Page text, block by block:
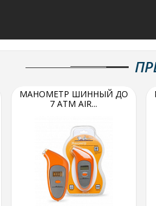
МАНОМЕТР ШИННЫЙ ДО
7 АТМ AIR...